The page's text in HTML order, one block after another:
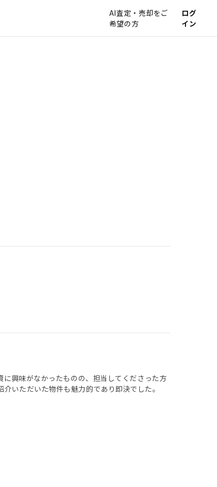
AI査定・売却をご
希望の方
ログ
イン
興味がなかったものの、担当してくださった方
いただいた物件も魅力的であり即決でした。